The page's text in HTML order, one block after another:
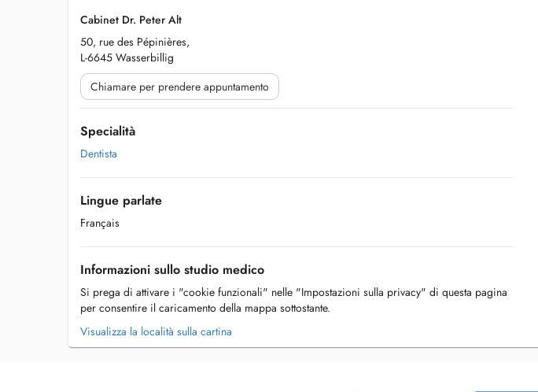
Cabinet Dr. Peter Alt
50, rue des Pépinières,
L-6645 Wasserbillig
Chiamare per prendere appuntamento
Specialità
Dentista
Lingue parlate
Français
Informazioni sullo studio medico
Si prega di attivare i "cookie funzionali" nelle "Impostazioni sulla privacy" di questa pagina
per consentire il caricamento della mappa sottostante.
Visualizza la località sulla cartina